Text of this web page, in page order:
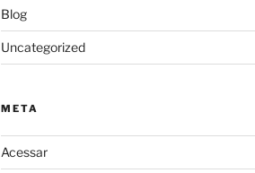
Blog
Uncategorized
META
Acessar